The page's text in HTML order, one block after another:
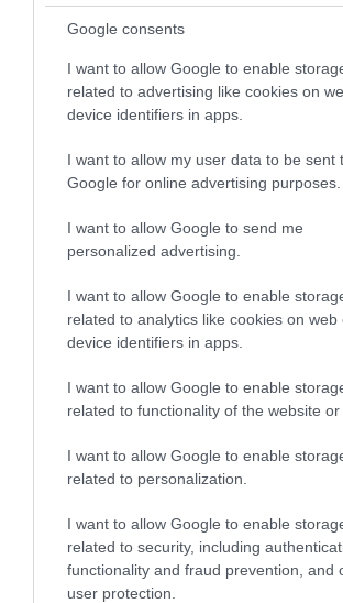
Google consents
I want to allow Google to enable
related to advertising like cookies on
device identifiers in apps.
I want to allow my user data to be sent
Google for online advertising purposes.
I want to allow Google to send me
personalized advertising.
I want to allow Google to enable
related to analytics like cookies on web
device identifiers in apps.
I want to allow Google to enable
related to functionality of the website or
I want to allow Google to enable
related to personalization.
I want to allow Google to enable
related to security, including
functionality and fraud prevention, and
user protection.
LAKÓÉPÜLETEK
„NEM TETTÜNK
EGY EGRI CSALÁD
2026. augusztus 06|
ÚJ HŰTŐRENDSZER A
KÓRHÁZBAN: TÖBB